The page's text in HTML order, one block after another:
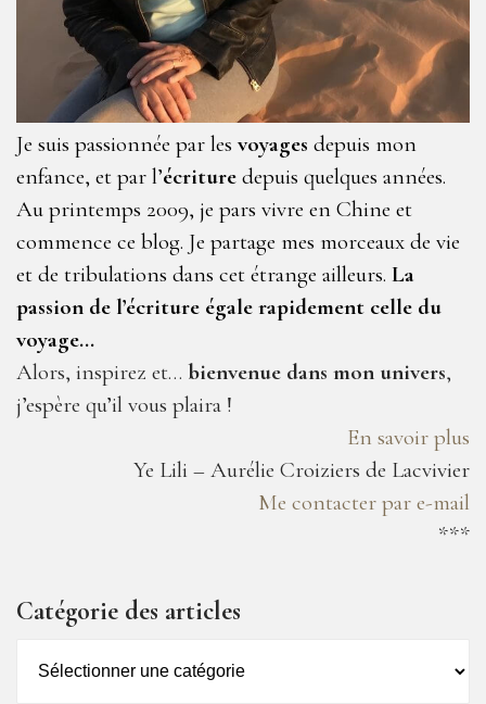
Je suis passionnée par les voyages depuis mon
enfance, et par l’écriture depuis quelques années.
Au printemps 2009, je pars vivre en Chine et
commence ce blog. Je partage mes morceaux de vie
et de tribulations dans cet étrange ailleurs. La
passion de l’écriture égale rapidement celle du
voyage…
Alors, inspirez et… bienvenue dans mon univers,
j’espère qu’il vous plaira !
En savoir plus
Ye Lili – Aurélie Croiziers de Lacvivier
Me contacter par e-mail
***
Catégorie des articles
des